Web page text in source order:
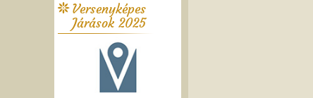
Versenyképes
Járások 2025